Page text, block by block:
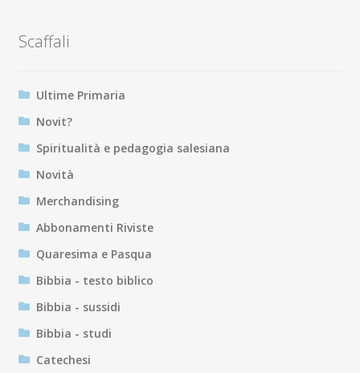
Scaffali
Ultime Primaria
Novit?
Spiritualità e pedagogia salesiana
Novità
Merchandising
Abbonamenti Riviste
Quaresima e Pasqua
Bibbia - testo biblico
Bibbia - sussidi
Bibbia - studi
Catechesi